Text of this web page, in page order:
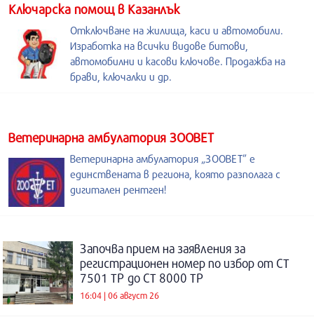
Kлючарска помощ в Казанлък
Отключване на жилища, каси и автомобили.
Изработка на всички видове битови,
автомобилни и касови ключове. Продажба на
брави, ключалки и др.
Ветеринарна амбулатория ЗООВЕТ
Ветеринарна амбулатория „ЗООВЕТ” е
единствената в региона, която разполага с
дигитален рентген!
Започва прием на заявления за
регистрационен номер по избор от СТ
7501 ТР до СТ 8000 ТР
16:04 | 06 август 26